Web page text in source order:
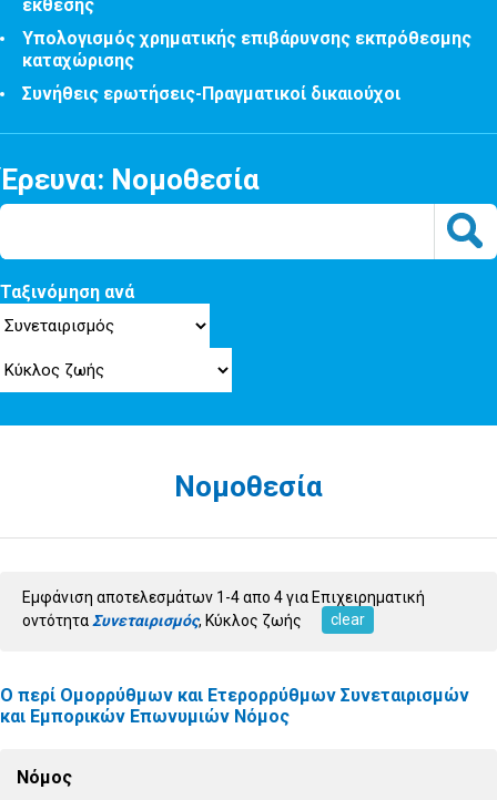
έκθεσης
Υπολογισμός χρηματικής επιβάρυνσης εκπρόθεσμης
καταχώρισης
Συνήθεις ερωτήσεις-Πραγματικοί δικαιούχοι
Έρευνα: Νομοθεσία
Ταξινόμηση ανά
Νομοθεσία
Εμφάνιση αποτελεσμάτων 1-4 απο 4 για Επιχειρηματική
οντότηταΣυνεταιρισμός, Κύκλος ζωής clear
Ο περί Ομορρύθμων και Ετερορρύθμων Συνεταιρισμών
και Εμπορικών Επωνυμιών Νόμος
Νόμος